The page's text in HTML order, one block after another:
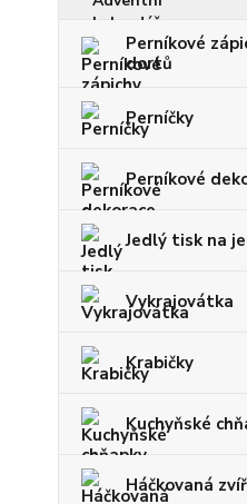
Perníkové
dortů
Perníčky
Perníkové
Jedlý tisk na
Vykrajovátka
Krabičky
Kuchyňské
Háčkovaná